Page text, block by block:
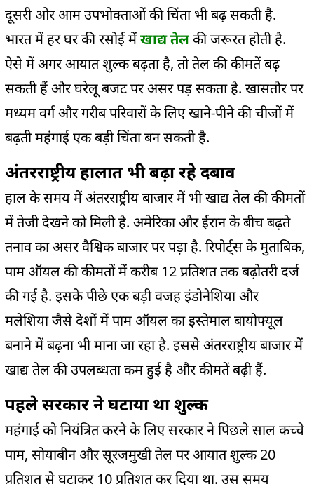
दूसरी ओर आम उपभोक्ताओं की चिंता भी बढ़ सकती है.
भारत में हर घर की रसोई मेंखाद्य तेलकी जरूरत होती है.
ऐसे में अगर आयात शुल्क बढ़ता है, तो तेल की कीमतें बढ़
सकती हैं और घरेलू बजट पर असर पड़ सकता है. खासतौर पर
मध्यम वर्ग और गरीब परिवारों के लिए खाने-पीने की चीजों में
बढ़ती महंगाई एक बड़ी चिंता बन सकती है.
अंतरराष्ट्रीय हालात भी बढ़ा रहे दबाव
हाल के समय में अंतरराष्ट्रीय बाजार में भी खाद्य तेल की कीमतों
में तेजी देखने को मिली है. अमेरिका और ईरान के बीच बढ़ते
तनाव का असर वैश्विक बाजार पर पड़ा है. रिपोर्ट्स के मुताबिक,
पाम ऑयल की कीमतों में करीब 12 प्रतिशत तक बढ़ोतरी दर्ज
की गई है. इसके पीछे एक बड़ी वजह इंडोनेशिया और
मलेशिया जैसे देशों में पाम ऑयल का इस्तेमाल बायोफ्यूल
बनाने में बढ़ना भी माना जा रहा है. इससे अंतरराष्ट्रीय बाजार में
खाद्य तेल की उपलब्धता कम हुई है और कीमतें बढ़ी हैं.
पहले सरकार ने घटाया था शुल्क
महंगाई को नियंत्रित करने के लिए सरकार ने पिछले साल कच्चे
पाम, सोयाबीन और सूरजमुखी तेल पर आयात शुल्क 20
प्रतिशत से घटाकर 10 प्रतिशत कर दिया था. उस समय